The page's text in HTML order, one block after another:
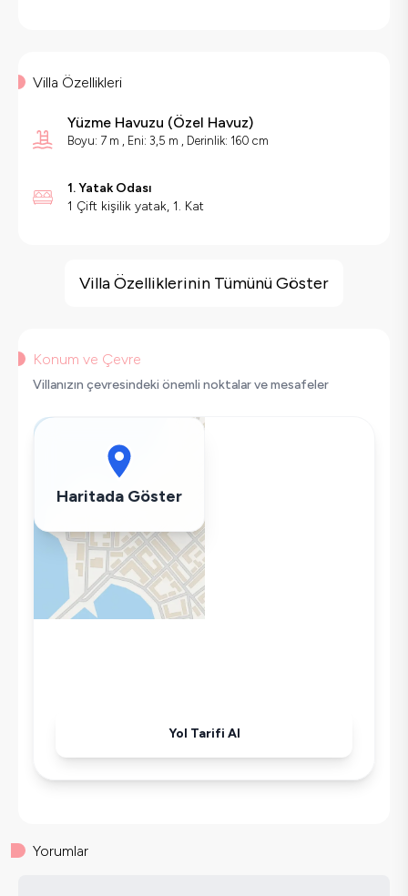
Villa Özellikleri
Yüzme Havuzu (Özel Havuz)
Boyu: 7 m , Eni: 3,5 m , Derinlik: 160 cm
1. Yatak Odası
1 Çift kişilik yatak, 1. Kat
Salıncak
Bulaşık Makinesi
Çamaşır Makinesi
Klima
Wifi / İnternet
Korunaklı Havuz
Havuz-Bahçe Bakımı
Villa Özelliklerinin Tümünü Göster
Konum ve Çevre
Villanızın çevresindeki önemli noktalar ve mesafeler
Haritada Göster
Yol Tarifi Al
Yorumlar